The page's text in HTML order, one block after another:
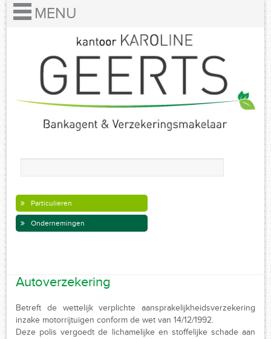
Particulieren
Ondernemingen
Autoverzekering
Betreft de wettelijk verplichte aansprakelijkheidsverzekering
inzake motorrijtuigen conform de wet van 14/12/1992.
Deze polis vergoedt de lichamelijke en stoffelijke schade aan